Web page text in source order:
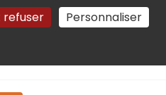
refuser Personnaliser
des cookies